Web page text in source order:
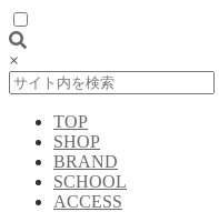
×
TOP
SHOP
BRAND
SCHOOL
ACCESS